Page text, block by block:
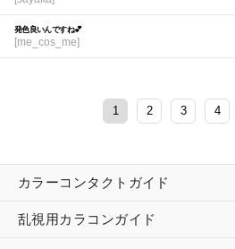
発色良いんですね💕︎
[me_cos_me]
1 2 3 4
カラーコンタクトガイド
乱視用カラコンガイド